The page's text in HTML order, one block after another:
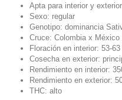
Apta para interior y exterior
Sexo: regular
Genotipo: dominancia
Cruce: Colombia x
Floración en interior: 53-
Cosecha en exterior:
Rendimiento en interior:
Rendimiento en exterior:
THC: alto